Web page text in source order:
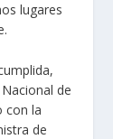
lugares
de
con la
de